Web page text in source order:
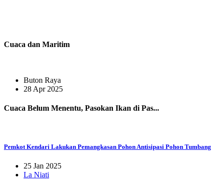
Cuaca dan Maritim
Buton Raya
28 Apr 2025
Cuaca Belum Menentu, Pasokan Ikan di Pas...
Pemkot Kendari Lakukan Pemangkasan Pohon Antisipasi Pohon Tumbang
25 Jan 2025
La Niati